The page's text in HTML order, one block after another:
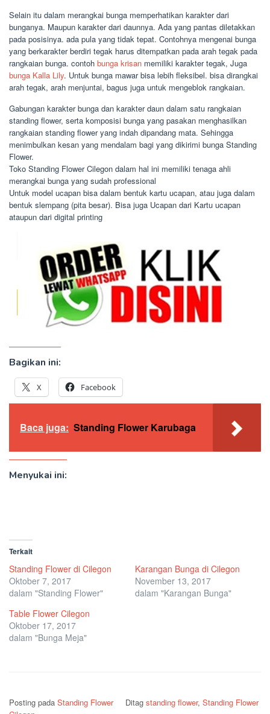
Selain itu dalam merangkai bunga memperhatikan karakter dari
bunganya. Maupun karakter dari daunnya. Ada yang pantas diletakkan
pada posisinya. ada pula yang tidak tepat. Contohnya mengenai bunga
yang berkarakter berdiri tegak harus ditempatkan pada arah tegak pada
rangkaian bunga. contoh bunga krisan memiliki karakter tegak, Juga
bunga Kalla Lily. Untuk bunga mawar bisa lebih fleksibel. bisa dirangkai
arah tegak, arah menjuntai, bagus juga untuk mengeblok rangkaian.
Gabungan karakter bunga dan karakter daun dalam satu rangkaian
standing flower, serta komposisi bunga yang pasakan menghasilkan
rangkaian standing flower yang indah dipandang mata. Sehingga
menimbulkan kesan yang mendalam bagi yang dikirimi bunga Standing
Flower.
Toko Standing Flower Cilegon dalam hal ini memiliki tenaga ahli
merangkai bunga yang sudah professional
Untuk model ucapan bisa dalam bentuk kartu ucapan, atau juga dalam
bentuk slempang (pita besar). Bisa juga Ucapan dari Kartu ucapan
ataupun dari digital printing
Bagikan ini:
X Facebook
Baca juga: Standing Flower Karubaga
Menyukai ini:
Terkait
Standing Flower di Cilegon
Oktober 7, 2017
dalam "Standing Flower"
Karangan Bunga di Cilegon
November 13, 2017
dalam "Karangan Bunga"
Table Flower Cilegon
Oktober 17, 2017
dalam "Bunga Meja"
Posting pada Standing Flower Ditag standing flower, Standing Flower